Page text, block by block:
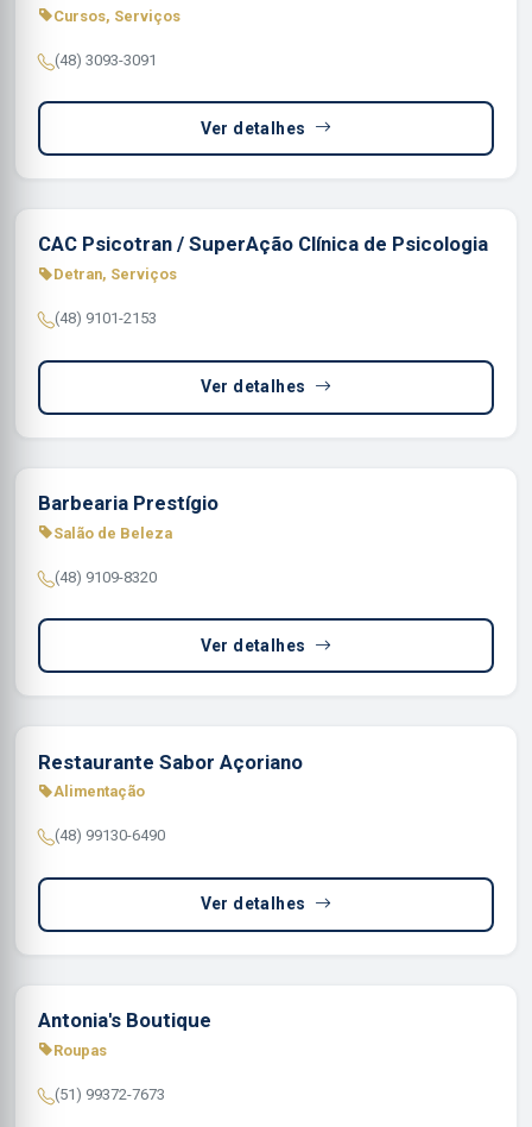
Cursos, Serviços
(48) 3093-3091
Ver detalhes
CAC Psicotran / SuperAção Clínica de Psicologia
Detran, Serviços
(48) 9101-2153
Ver detalhes
Barbearia Prestígio
Salão de Beleza
(48) 9109-8320
Ver detalhes
Restaurante Sabor Açoriano
Alimentação
(48) 99130-6490
Ver detalhes
Antonia's Boutique
Roupas
(51) 99372-7673